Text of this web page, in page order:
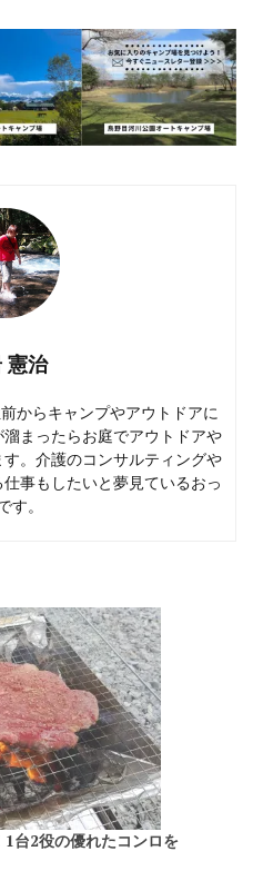
憲治
からキャンプやアウトドアに
まったらお庭でアウトドアや
。介護のコンサルティングや
事もしたいと夢見ているおっ
す。
台2役の優れたコンロを